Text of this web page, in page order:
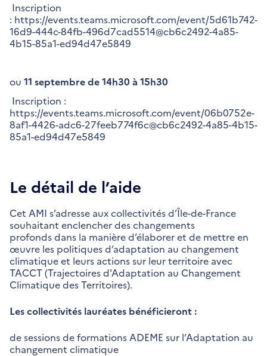
Inscription
: https://events.teams.microsoft.com/event/5d61b742-
16d9-444c-84fb-496d7cad5514@cb6c2492-4a85-
4b15-85a1-ed94d47e5849
ou 11 septembre de 14h30 à 15h30
Inscription :
https://events.teams.microsoft.com/event/06b0752e-
8af1-4426-adc6-27feeb774f6c@cb6c2492-4a85-4b15-
85a1-ed94d47e5849
Le détail de l’aide
Cet AMI s’adresse aux collectivités d’Île-de-France
souhaitant enclencher des changements
profonds dans la manière d’élaborer et de mettre en
œuvre les politiques d’adaptation au changement
climatique et leurs actions sur leur territoire avec
TACCT (Trajectoires d'Adaptation au Changement
Climatique des Territoires).
Les collectivités lauréates bénéficieront :
de sessions de formations ADEME sur l’Adaptation au
changement climatique